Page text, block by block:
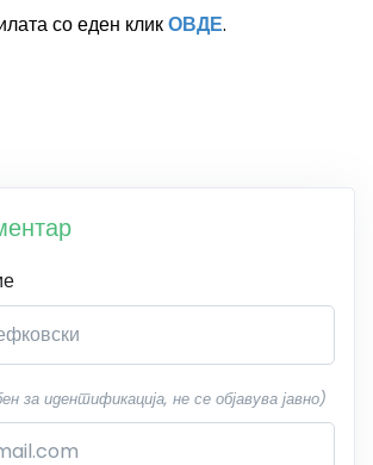
со еден кликОВДЕ.
за идентификација, не се објавува јавно)